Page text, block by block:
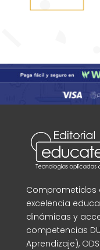
Comprometidos
excelencia
dinámicas y
competencias
Aprendizaje),